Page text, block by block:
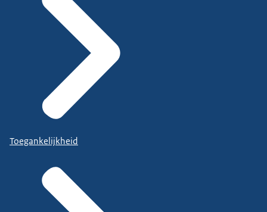
Toegankelijkheid